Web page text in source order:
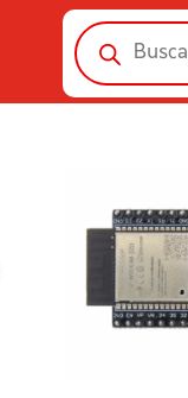
Búsqueda
de
productos